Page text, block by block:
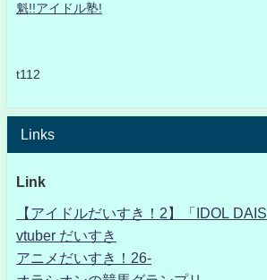
魁!!アイドル塾!
t112
Links
Link
【アイドルだいすき！2】「IDOL
vtuber だいすき
アニメだいすき！26-